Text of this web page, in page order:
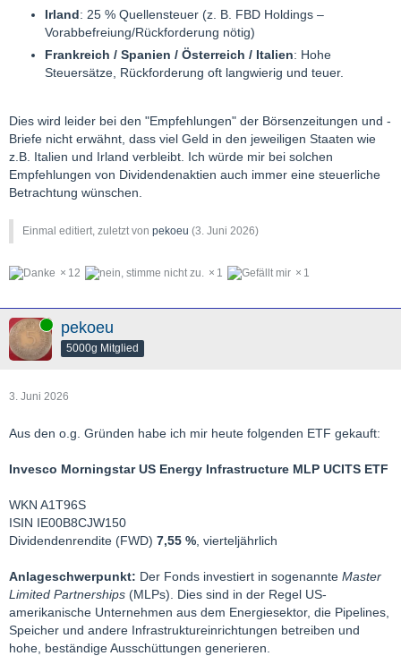
Irland: 25 % Quellensteuer (z. B. FBD Holdings –
Vorabbefreiung/Rückforderung nötig)
Frankreich / Spanien / Österreich / Italien: Hohe
Steuersätze, Rückforderung oft langwierig und teuer.
Dies wird leider bei den "Empfehlungen" der Börsenzeitungen und -
Briefe nicht erwähnt, dass viel Geld in den jeweiligen Staaten wie
z.B. Italien und Irland verbleibt. Ich würde mir bei solchen
Empfehlungen von Dividendenaktien auch immer eine steuerliche
Betrachtung wünschen.
Einmal editiert, zuletzt von pekoeu (3. Juni 2026)
12 1 1
Online pekoeu
5000g Mitglied
3. Juni 2026
Aus den o.g. Gründen habe ich mir heute folgenden ETF gekauft:
Invesco Morningstar US Energy Infrastructure MLP UCITS ETF
WKN A1T96S
ISIN IE00B8CJW150
Dividendenrendite (FWD) 7,55 % , vierteljährlich
Anlageschwerpunkt: Der Fonds investiert in sogenannte Master
Limited Partnerships (MLPs). Dies sind in der Regel US-
amerikanische Unternehmen aus dem Energiesektor, die Pipelines,
Speicher und andere Infrastruktureinrichtungen betreiben und
hohe, beständige Ausschüttungen generieren.